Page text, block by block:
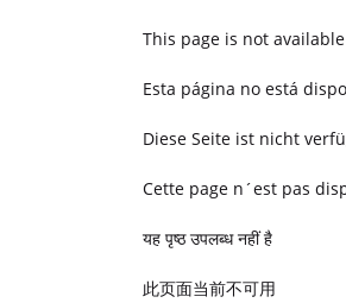
This page is not available
Esta página no está
Diese Seite ist nicht
Cette page n´est pas
यह पृष्ठ उपलब्ध नहीं है
此页面当前不可用